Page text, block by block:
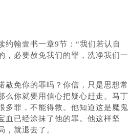
约翰壹书一章9节：“我们若认自
，必要赦免我们的罪，洗净我们一
赦免你的罪吗？你信，只是思想常
么你就要用信心把疑心赶走。马丁
多罪，不能得救。他知道这是魔鬼
血已经涂抹了他的罪。他这样坚
，就退去了。